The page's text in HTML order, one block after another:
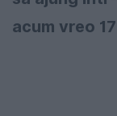
acum vreo